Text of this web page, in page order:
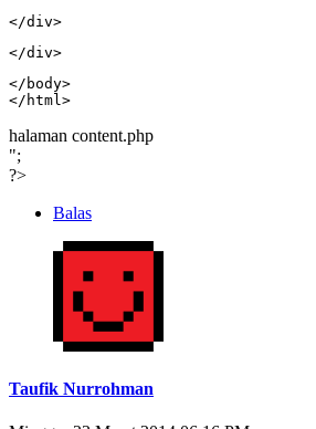
</div>
</div>
</body>
</html>
halaman content.php
";
?>
Balas
Taufik Nurrohman